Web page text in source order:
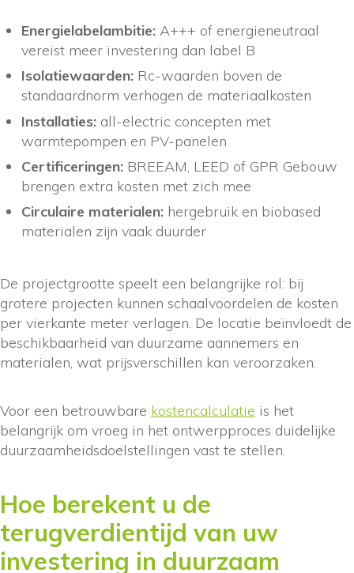
Energielabelambitie: A+++ of energieneutraal
vereist meer investering dan label B
Isolatiewaarden: Rc-waarden boven de
standaardnorm verhogen de materiaalkosten
Installaties: all-electric concepten met
warmtepompen en PV-panelen
Certificeringen: BREEAM, LEED of GPR Gebouw
brengen extra kosten met zich mee
Circulaire materialen: hergebruik en biobased
materialen zijn vaak duurder
De projectgrootte speelt een belangrijke rol: bij
grotere projecten kunnen schaalvoordelen de kosten
per vierkante meter verlagen. De locatie beïnvloedt de
beschikbaarheid van duurzame aannemers en
materialen, wat prijsverschillen kan veroorzaken.
Voor een betrouwbare kostencalculatie is het
belangrijk om vroeg in het ontwerpproces duidelijke
duurzaamheidsdoelstellingen vast te stellen.
Hoe berekent u de
terugverdientijd van uw
investering in duurzaam